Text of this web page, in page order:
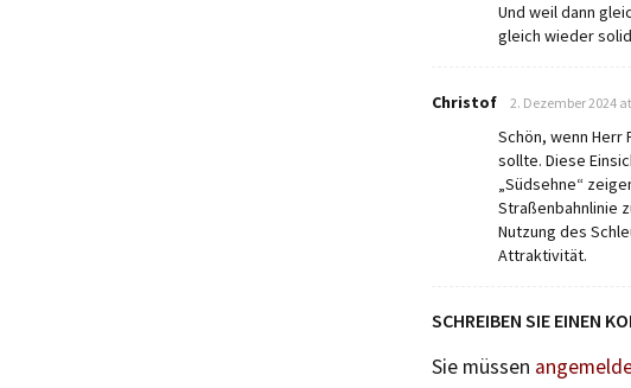
Und weil dann
gleich wieder
Christof says:
2. Dezember 2024
Schön, wenn
sollte. Diese
„Südsehne“
Straßenbahnlinie
Nutzung des
Attraktivität.
SCHREIBEN SIE EINEN
Sie müssen